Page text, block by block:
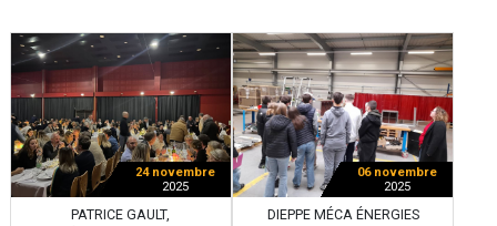
24 novembre
2025
PATRICE GAULT,
06 novembre
2025
DIEPPE MÉCA ÉNERGIES